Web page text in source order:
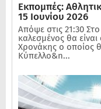
Εκπομπές:
15 Ιουνίου 2026
Απόψε στις 21:30
καλεσμένος θα
Χρονάκης ο οποίος
Κύπελλο&n...